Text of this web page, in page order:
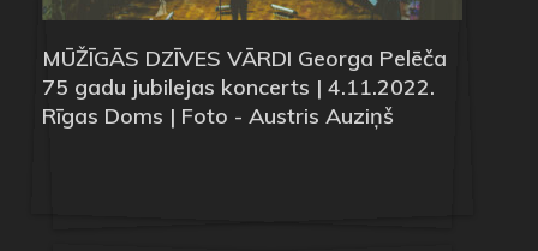
MŪŽĪGĀS DZĪVES VĀRDI Georga Pelēča
75 gadu jubilejas koncerts | 4.11.2022.
Rīgas Doms | Foto - Austris Auziņš